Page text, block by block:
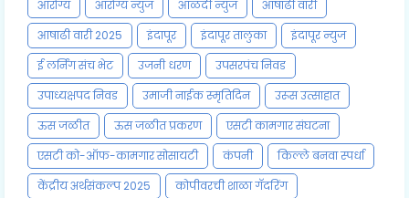
आरोग्य
आरोग्य न्युज आळंदी न्युज
आषाढी वारी
आषाढी वारी 2025
इंदापूर इंदापूर तालुका
इंदापूर न्युज
ई लर्निंग संच भेट
उजनी धरण
उपसरपंच निवड
उपाध्यक्षपद निवड
उमाजी नाईक स्मृतिदिन
उरूस उत्साहात
ऊस जळीत
ऊस जळीत प्रकरण
एसटी कामगार संघटना
एसटी को-ऑफ-कामगार सोसायटी
कंपनी
किल्ले बनवा स्पर्धा
केंद्रीय अर्थसंकल्प 2025
कोपीवरची शाळा गॅदरिंग